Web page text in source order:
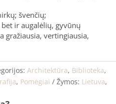
švenčių;
ir augalėlių, gyvūnų
gražiausia, vertingiausia,
Architektūra, Biblioteka,
, Pomėgiai Žymos: Lietuva,